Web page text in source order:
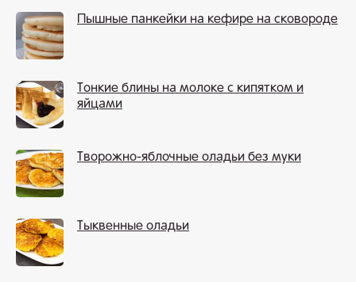
Пышные панкейки на кефире на сковороде
Тонкие блины на молоке с кипятком и
яйцами
Творожно-яблочные оладьи без муки
Тыквенные оладьи